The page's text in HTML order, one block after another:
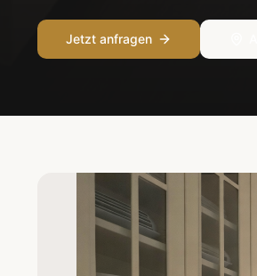
Jetzt anfragen